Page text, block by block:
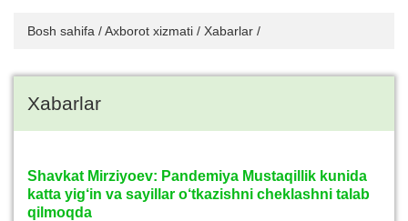
Bosh sahifa /Axborot xizmati / Xabarlar /
Xabarlar
Shavkat Mirziyoev: Pandemiya Mustaqillik kunida
katta yig‘in va sayillar o‘tkazishni cheklashni talab
qilmoqda